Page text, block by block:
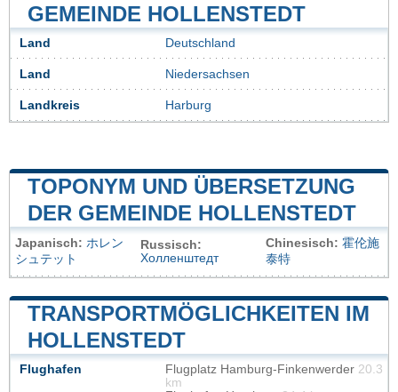
GEMEINDE HOLLENSTEDT
Land Deutschland
Land Niedersachsen
Landkreis Harburg
TOPONYM UND ÜBERSETZUNG
DER GEMEINDE HOLLENSTEDT
Japanisch: ホレン
シュテット
Russisch:
Холленштедт
Chinesisch: 霍伦施
泰特
TRANSPORTMÖGLICHKEITEN IM
HOLLENSTEDT
Flughafen Flugplatz Hamburg-Finkenwerder 20.3
km